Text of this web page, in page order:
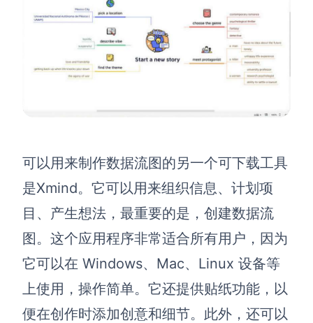
可以用来制作数据流图的另一个可下载工具
是Xmind。它可以用来组织信息、计划项
目、产生想法，最重要的是，创建数据流
图。这个应用程序非常适合所有用户，因为
它可以在 Windows、Mac、Linux 设备等
上使用，操作简单。它还提供贴纸功能，以
便在创作时添加创意和细节。此外，还可以